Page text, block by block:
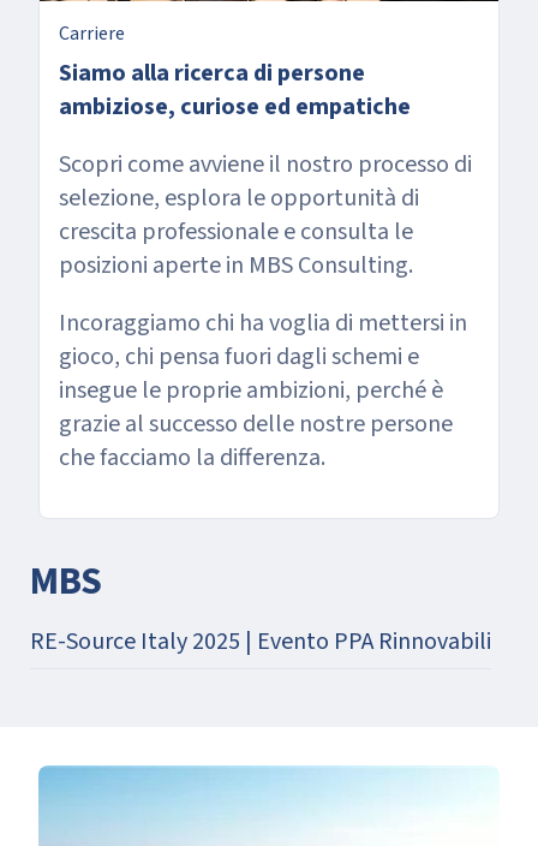
Carriere
Siamo alla ricerca di persone
ambiziose, curiose ed empatiche
Scopri come avviene il nostro processo di
selezione, esplora le opportunità di
crescita professionale e consulta le
posizioni aperte in MBS Consulting.
Incoraggiamo chi ha voglia di mettersi in
gioco, chi pensa fuori dagli schemi e
insegue le proprie ambizioni, perché è
grazie al successo delle nostre persone
che facciamo la differenza.
MBS
RE-Source Italy 2025 | Evento PPA Rinnovabili